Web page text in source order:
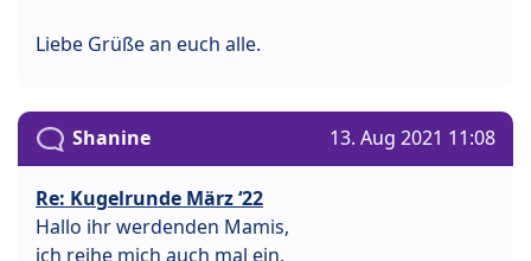
Liebe Grüße an euch alle.
Shanine 13. Aug 2021 11:08
Re: Kugelrunde März ‘22
Hallo ihr werdenden Mamis,
ich reihe mich auch mal ein.